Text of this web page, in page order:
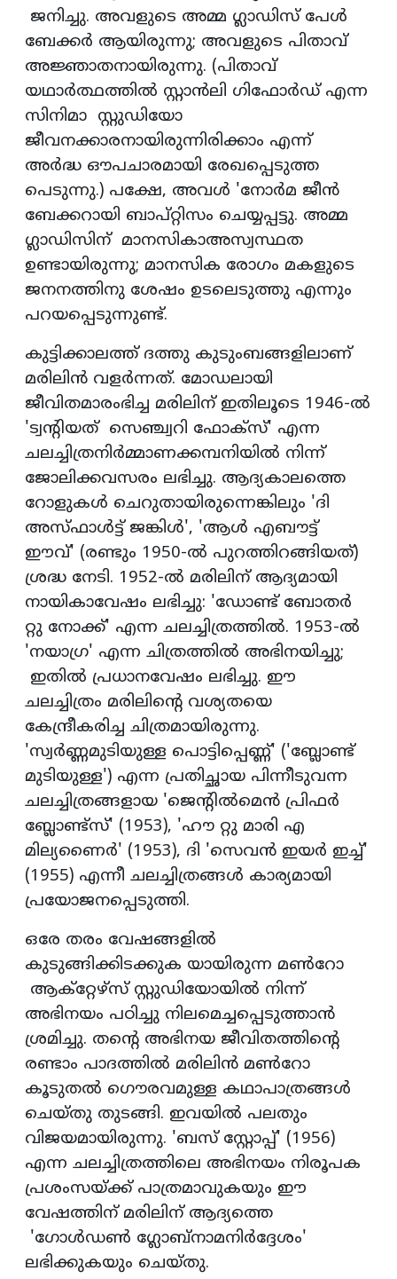
ജനിച്ചു. അവളുടെ അമ്മ ഗ്ലാഡിസ് പേള്‍
ബേക്കര്‍ ആയിരുന്നു; അവളുടെ പിതാവ്
അജ്ഞാതനായിരുന്നു. (പിതാവ്
യഥാര്‍ത്ഥത്തില്‍ സ്റ്റാന്‍ലി ഗിഫോര്‍ഡ് എന്ന
സിനിമാ സ്റ്റുഡിയോ
ജീവനക്കാരനായിരുന്നിരിക്കാം എന്ന്
അര്‍ദ്ധ ഔപചാരമായി രേഖപ്പെടുത്ത
പെടുന്നു.) പക്ഷേ, അവള്‍ 'നോര്‍മ ജീന്‍
ബേക്കറായി ബാപ്റ്റിസം ചെയ്യപ്പട്ടു. അമ്മ
ഗ്ലാഡിസിന് മാനസികാഅസ്വസ്ഥത
ഉണ്ടായിരുന്നു; മാനസിക രോഗം മകളുടെ
ജനനത്തിനു ശേഷം ഉടലെടുത്തു എന്നും
പറയപ്പെടുന്നുണ്ട്.
കുട്ടിക്കാലത്ത് ദത്തു കുടുംബങ്ങളിലാണ്
മരിലിന്‍ വളര്‍ന്നത്. മോഡലായി
ജീവിതമാരംഭിച്ച മരിലിന് ഇതിലൂടെ 1946-ല്‍
'ട്വന്റിയത് സെഞ്ച്വറി ഫോക്‌സ്' എന്ന
ചലച്ചിത്രനിര്‍മ്മാണക്കമ്പനിയില്‍ നിന്ന്
ജോലിക്കവസരം ലഭിച്ചു. ആദ്യകാലത്തെ
റോളുകള്‍ ചെറുതായിരുന്നെങ്കിലും 'ദി
അസ്ഫാള്‍ട്ട് ജങ്കിള്‍', 'ആള്‍ എബൗട്ട്
ഈവ്' (രണ്ടും 1950-ല്‍ പുറത്തിറങ്ങിയത്)
ശ്രദ്ധ നേടി. 1952-ല്‍ മരിലിന് ആദ്യമായി
നായികാവേഷം ലഭിച്ചു: 'ഡോണ്ട് ബോതര്‍
റ്റു നോക്ക്' എന്ന ചലച്ചിത്രത്തില്‍. 1953-ല്‍
'നയാഗ്ര' എന്ന ചിത്രത്തില്‍ അഭിനയിച്ചു;
ഇതില്‍ പ്രധാനവേഷം ലഭിച്ചു. ഈ
ചലച്ചിത്രം മരിലിന്റെ വശ്യതയെ
കേന്ദ്രീകരിച്ച ചിത്രമായിരുന്നു.
'സ്വര്‍ണ്ണമുടിയുള്ള പൊട്ടിപ്പെണ്ണ്' ('ബ്ലോണ്ട്
മുടിയുള്ള') എന്ന പ്രതിച്ഛായ പിന്നീടുവന്ന
ചലച്ചിത്രങ്ങളായ 'ജെന്റില്‍മെന്‍ പ്രിഫര്‍
ബ്ലോണ്ട്‌സ്' (1953), 'ഹൗ റ്റു മാരി എ
മില്യണൈര്‍' (1953), ദി 'സെവന്‍ ഇയര്‍ ഇച്ച്'
(1955) എന്നീ ചലച്ചിത്രങ്ങള്‍ കാര്യമായി
പ്രയോജനപ്പെടുത്തി.
ഒരേ തരം വേഷങ്ങളില്‍
കുടുങ്ങിക്കിടക്കുക യായിരുന്ന മണ്‍റോ
ആക്‌റ്റേഴ്‌സ് സ്റ്റുഡിയോയില്‍ നിന്ന്
അഭിനയം പഠിച്ചു നിലമെച്ചപ്പെടുത്താന്‍
ശ്രമിച്ചു. തന്റെ അഭിനയ ജീവിതത്തിന്റെ
രണ്ടാം പാദത്തില്‍ മരിലിന്‍ മണ്‍റോ
കൂടുതല്‍ ഗൌരവമുള്ള കഥാപാത്രങ്ങള്‍
ചെയ്തു തുടങ്ങി. ഇവയില്‍ പലതും
വിജയമായിരുന്നു. 'ബസ് സ്റ്റോപ്പ്' (1956)
എന്ന ചലച്ചിത്രത്തിലെ അഭിനയം നിരൂപക
പ്രശംസയ്ക്ക് പാത്രമാവുകയും ഈ
വേഷത്തിന് മരിലിന് ആദ്യത്തെ
'ഗോള്‍ഡണ്‍ ഗ്ലോബ്‌നാമനിര്‍ദ്ദേശം'
ലഭിക്കുകയും ചെയ്തു.